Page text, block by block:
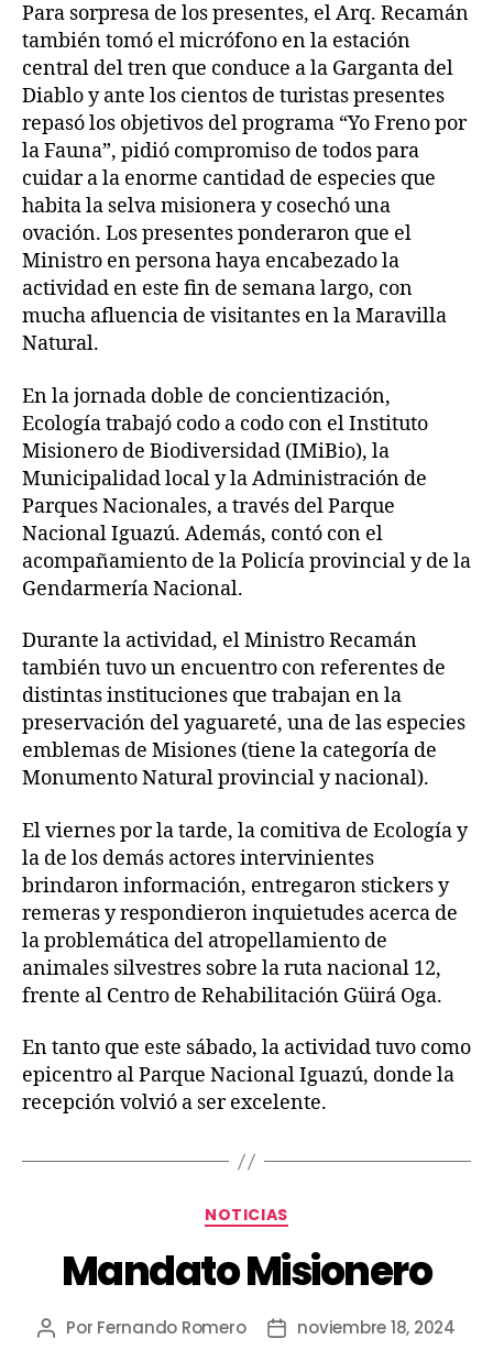
Para sorpresa de los presentes, el Arq. Recamán
también tomó el micrófono en la estación
central del tren que conduce a la Garganta del
Diablo y ante los cientos de turistas presentes
repasó los objetivos del programa “Yo Freno por
la Fauna”, pidió compromiso de todos para
cuidar a la enorme cantidad de especies que
habita la selva misionera y cosechó una
ovación. Los presentes ponderaron que el
Ministro en persona haya encabezado la
actividad en este fin de semana largo, con
mucha afluencia de visitantes en la Maravilla
Natural.
En la jornada doble de concientización,
Ecología trabajó codo a codo con el Instituto
Misionero de Biodiversidad (IMiBio), la
Municipalidad local y la Administración de
Parques Nacionales, a través del Parque
Nacional Iguazú. Además, contó con el
acompañamiento de la Policía provincial y de la
Gendarmería Nacional.
Durante la actividad, el Ministro Recamán
también tuvo un encuentro con referentes de
distintas instituciones que trabajan en la
preservación del yaguareté, una de las especies
emblemas de Misiones (tiene la categoría de
Monumento Natural provincial y nacional).
El viernes por la tarde, la comitiva de Ecología y
la de los demás actores intervinientes
brindaron información, entregaron stickers y
remeras y respondieron inquietudes acerca de
la problemática del atropellamiento de
animales silvestres sobre la ruta nacional 12,
frente al Centro de Rehabilitación Güirá Oga.
En tanto que este sábado, la actividad tuvo como
epicentro al Parque Nacional Iguazú, donde la
recepción volvió a ser excelente.
NOTICIAS
Mandato Misionero
Por Fernando Romero noviembre 18, 2024